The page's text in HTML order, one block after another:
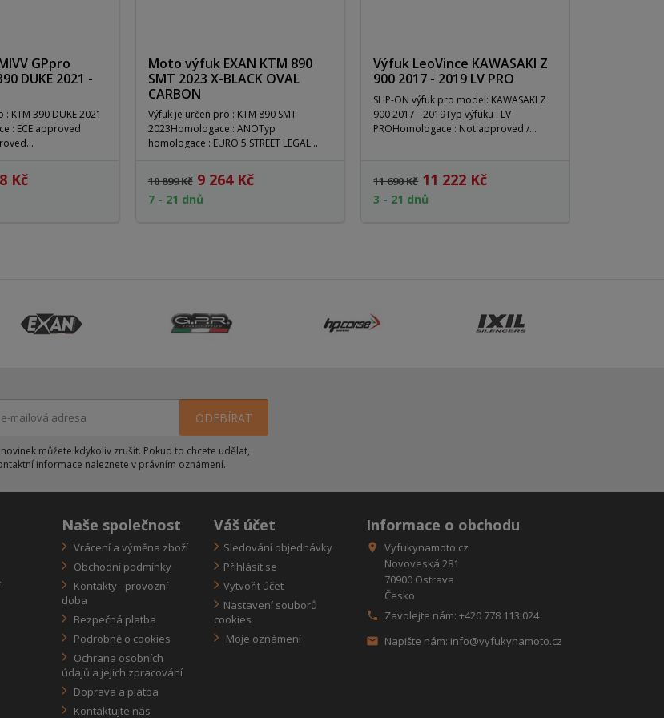
GPpro
DUKE 2021 -
KTM 390 DUKE 2021
Kč
Moto výfuk EXAN KTM 890
SMT 2023 X-BLACK OVAL
CARBON
Výfuk je určen pro : KTM 890 SMT
2023Homologace : ANOTyp
homologace : EURO 5 STREET LEGAL
10 899 Kč 9 264 Kč
7 - 21 dnů
Výfuk LeoVince KAWASAKI Z
900 2017 - 2019 LV PRO
SLIP-ON výfuk pro model: KAWASAKI Z
900 2017 - 2019Typ výfuku : LV
PROHomologace : Not approved /...
11 690 Kč 11 222 Kč
3 - 21 dnů
můžete kdykoliv zrušit. Pokud to chcete udělat,
informace naleznete v právním oznámení.
Naše společnost
Vrácení a výměna zboží
Obchodní podmínky
Kontakty - provozní
doba
Bezpečná platba
Podrobně o cookies
Ochrana osobních
údajů a jejich zpracování
Doprava a platba
Kontaktujte nás
Váš účet
Sledování objednávky
Přihlásit se
Vytvořit účet
Nastavení souborů
cookies
Moje oznámení
Informace o obchodu

Vyfukynamoto.cz
Novoveská 281
70900 Ostrava
Česko
 Zavolejte nám: +420 778 113 024
 Napište nám: info@vyfukynamoto.cz